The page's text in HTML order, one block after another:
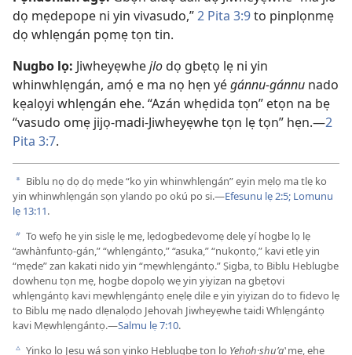
dọ mẹdepope ni yin vivasudo,”2 Pita 3:9to pinplọnmẹ
dọ whlẹngán pọmẹ tọn tin.
Nugbo lọ: Jiwheyẹwhejlodọ gbẹtọ lẹ ni yin
whinwhlẹngán, amọ́ e ma nọ hẹn yégánnu-gánnu nado
kẹalọyi whlẹngán ehe. “Azán whẹdida tọn” etọn na bẹ
“vasudo omẹ jijọ-madi-Jiwheyẹwhe tọn lẹ tọn” hẹn.​—2
Pita 3:7.
a Biblu nọ dọ dọ mẹde “ko yin whinwhlẹngán” eyin mẹlọ ma tlẹ ko
yin whinwhlẹngán sọn ylando po okú po si.​—Efesunu lẹ 2:5; Lomunu
lẹ 13:11.
b To wefọ he yin sislẹ lẹ mẹ, lẹdogbedevomẹ delẹ yí hogbe lọ lẹ
“awhànfuntọ-gán,” “whlẹngántọ,” “asuka,” “nukọntọ,” kavi etlẹ yin
“mẹde” zan kakati nido yin “mẹwhlẹngántọ.” Ṣigba, to Biblu Heblugbe
dowhenu tọn mẹ, hogbe dopolọ wẹ yin yiyizan na gbẹtọvi
whlẹngántọ kavi mẹwhlẹngántọ enẹlẹ dile e yin yiyizan do to fidevo lẹ
to Biblu mẹ nado dlẹnalọdo Jehovah Jiwheyẹwhe taidi Whlẹngántọ
kavi Mẹwhlẹngántọ.​—Salmu lẹ 7:10.
c Yinkọ lọ Jesu wá sọn yinkọ Heblugbe tọn lọ Yehoh·shuʹaʽmẹ, ehe